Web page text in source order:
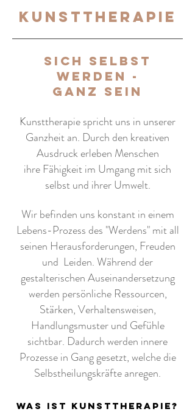
kunsttherapie
sich selbst
werden -
ganz sein
Kunsttherapie spricht uns in unserer
Ganzheit an. Durch den kreativen
Ausdruck erleben Menschen
ihre Fähigkeit im Umgang mit sich
selbst und ihrer Umwelt.
Wir befinden uns konstant in einem
Lebens-Prozess des "Werdens" mit all
seinen Herausforderungen, Freuden
und Leiden. Während der
gestalterischen Auseinandersetzung
werden persönliche Ressourcen,
Stärken, Verhaltensweisen,
Handlungsmuster und Gefühle
sichtbar. Dadurch werden innere
Prozesse in Gang gesetzt, welche die
Selbstheilungskräfte anregen.
was ist kunsttherapie?